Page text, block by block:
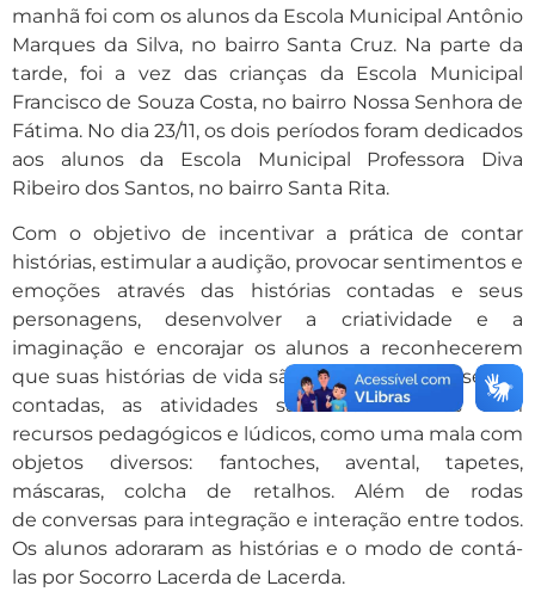
manhã foi com os alunos da Escola Municipal Antônio
Marques da Silva, no bairro Santa Cruz. Na parte da
tarde, foi a vez das crianças da Escola Municipal
Francisco de Souza Costa, no bairro Nossa Senhora de
Fátima. No dia 23/11, os dois períodos foram dedicados
aos alunos da Escola Municipal Professora Diva
Ribeiro dos Santos, no bairro Santa Rita.
Com o objetivo de incentivar a prática de contar
histórias, estimular a audição, provocar sentimentos e
emoções através das histórias contadas e seus
personagens, desenvolver a criatividade e a
imaginação e encorajar os alunos a reconhecerem
que suas histórias de vida são boas histórias a serem
contadas, as atividades são desenvolvidas com
recursos pedagógicos e lúdicos, como uma mala com
objetos diversos: fantoches, avental, tapetes,
máscaras, colcha de retalhos. Além de rodas
de conversas para integração e interação entre todos.
Os alunos adoraram as histórias e o modo de contá-
las por Socorro Lacerda de Lacerda.